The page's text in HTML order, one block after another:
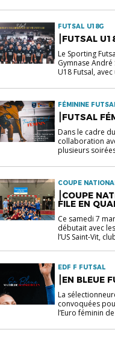
FUTSAL U18G
⎮FUTSAL
Le Sporting
Gymnase
U18 Futsal,
FÉMININE
⎮FUTSAL
Dans le cadre
collaboration
plusieurs
COUPE
⎮COUPE
FILE EN
Ce samedi 7
débutait avec
l’US Saint-Vit,
EDF F FUTSAL
⎮EN BLEUE
La
convoquées
l’Euro féminin